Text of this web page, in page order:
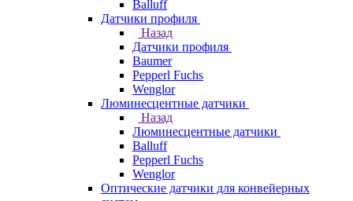
Balluff
Датчики профиля
Назад
Датчики профиля
Baumer
Pepperl Fuchs
Wenglor
Люминесцентные датчики
Назад
Люминесцентные датчики
Balluff
Pepperl Fuchs
Wenglor
Оптические датчики для конвейерных